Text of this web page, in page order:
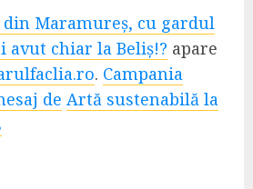
Maramureș, cu gardul
avut chiar la Beliș!? apare
. Campania
de Artă sustenabilă la